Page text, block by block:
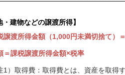
・建物などの譲渡所得】
譲渡所得金額（1,000円未満切捨て）
＝
＝課税譲渡所得金額×税率
1）取得費：取得費とは、資産を取得